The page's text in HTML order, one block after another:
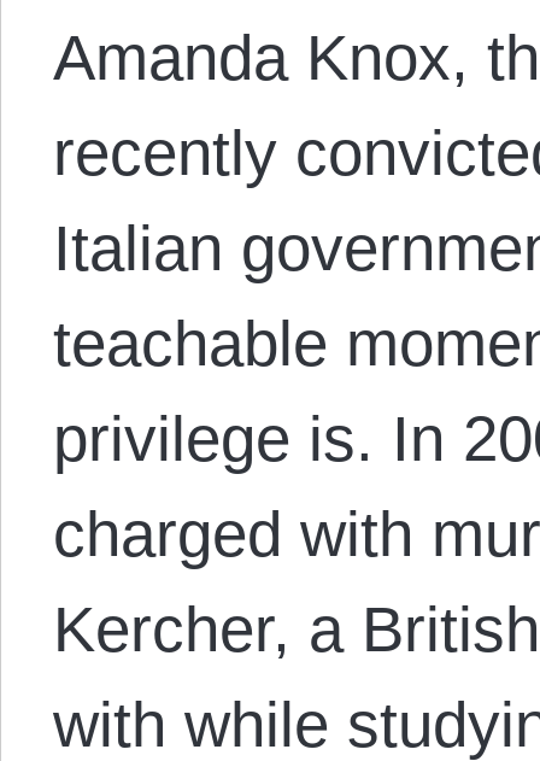
Amanda Knox,
recently
Italian
teachable
privilege is. In
charged with
Kercher, a
with while